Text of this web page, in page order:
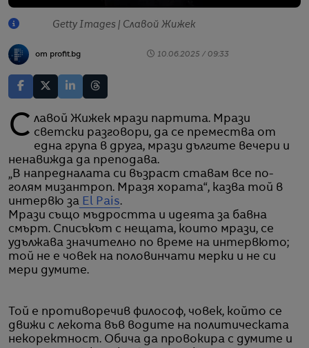
Getty Images | Славой Жижек
от profit.bg 10.06.2025 / 09:33
Славой Жижек мрази партита. Мрази светски разговори, да се премества от
една група в друга, мрази дългите вечери и
ненавижда да преподава.
„В напредналата си възраст ставам все по-
голям мизантроп. Мразя хората“, казва той в
интервю за El Pais.
Мрази също мъдростта и идеята за бавна
смърт. Списъкът с нещата, които мрази, се
удължава значително по време на интервюто;
той не е човек на половинчати мерки и не си
мери думите.
Той е противоречив философ, човек, който се
движи с лекота във водите на политическата
некоректност. Обича да провокира с думите и